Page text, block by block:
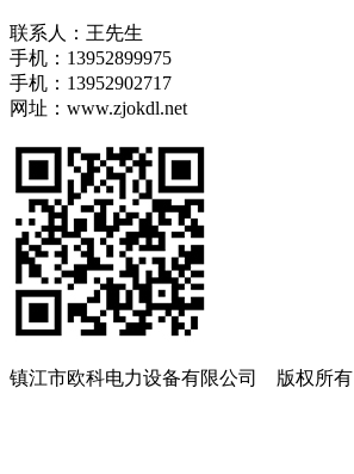
联系人：王先生
手机：13952899975
手机：13952902717
网址：www.zjokdl.net
镇江市欧科电力设备有限公司 版权所有